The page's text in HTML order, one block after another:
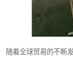
随着全球贸易的不断